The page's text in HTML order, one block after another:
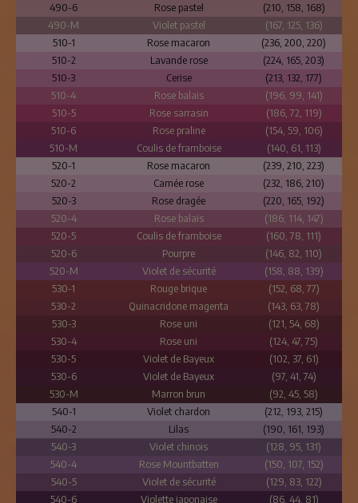
490-6
Rose pastel
(210, 158, 168)
490-M
Violet pastel
(167, 125, 136)
510-1
Rose macaron
(236, 200, 220)
510-2
Lavande rose
(224, 165, 203)
510-3
Cerise
(213, 132, 177)
510-4
Rose balais
(196, 99, 141)
510-5
Rose sarrasin
(186, 72, 119)
510-6
Rose praline
(154, 59, 106)
510-M
Coulis de framboise
(140, 61, 113)
520-1
Rose macaron
(239, 210, 223)
520-2
Camée rose
(232, 186, 210)
520-3
Rose dragée
(220, 165, 192)
520-4
Rose balais
(186, 114, 147)
520-5
Coulis de framboise
(160, 78, 111)
520-6
Pourpre
(146, 82, 110)
520-M
Violet de sécurité
(158, 88, 139)
530-1
Rouge brique
(152, 68, 77)
530-2
Quinacridone magenta
(143, 63, 78)
530-3
Rose uni
(121, 54, 68)
530-4
Rose uni
(124, 47, 75)
530-5
Violet de Bayeux
(102, 37, 61)
530-6
Violet de Bayeux
(97, 41, 74)
530-M
Marron brun
(92, 45, 58)
540-1
Violet chardon
(212, 193, 215)
540-2
Lilas
(190, 161, 193)
540-3
Violet chinois
(128, 95, 131)
540-4
Rose Mountbatten
(150, 107, 152)
540-5
Violet de sécurité
(129, 83, 122)
540-6
Violette japonaise
(86, 44, 81)